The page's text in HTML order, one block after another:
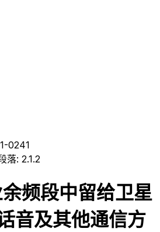
0241
落: 2.1.2
频段中留给卫星
音及其他通信方